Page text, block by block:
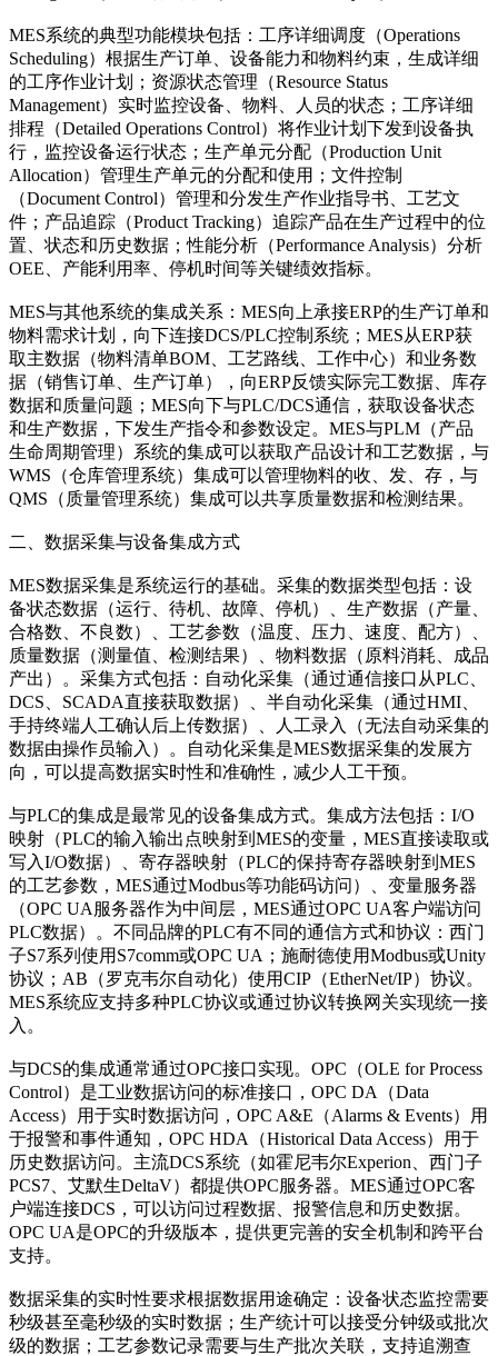
MES系统的典型功能模块包括：工序详细调度（Operations
Scheduling）根据生产订单、设备能力和物料约束，生成详细
的工序作业计划；资源状态管理（Resource Status
Management）实时监控设备、物料、人员的状态；工序详细
排程（Detailed Operations Control）将作业计划下发到设备执
行，监控设备运行状态；生产单元分配（Production Unit
Allocation）管理生产单元的分配和使用；文件控制
（Document Control）管理和分发生产作业指导书、工艺文
件；产品追踪（Product Tracking）追踪产品在生产过程中的位
置、状态和历史数据；性能分析（Performance Analysis）分析
OEE、产能利用率、停机时间等关键绩效指标。
MES与其他系统的集成关系：MES向上承接ERP的生产订单和
物料需求计划，向下连接DCS/PLC控制系统；MES从ERP获
取主数据（物料清单BOM、工艺路线、工作中心）和业务数
据（销售订单、生产订单），向ERP反馈实际完工数据、库存
数据和质量问题；MES向下与PLC/DCS通信，获取设备状态
和生产数据，下发生产指令和参数设定。MES与PLM（产品
生命周期管理）系统的集成可以获取产品设计和工艺数据，与
WMS（仓库管理系统）集成可以管理物料的收、发、存，与
QMS（质量管理系统）集成可以共享质量数据和检测结果。
二、数据采集与设备集成方式
MES数据采集是系统运行的基础。采集的数据类型包括：设
备状态数据（运行、待机、故障、停机）、生产数据（产量、
合格数、不良数）、工艺参数（温度、压力、速度、配方）、
质量数据（测量值、检测结果）、物料数据（原料消耗、成品
产出）。采集方式包括：自动化采集（通过通信接口从PLC、
DCS、SCADA直接获取数据）、半自动化采集（通过HMI、
手持终端人工确认后上传数据）、人工录入（无法自动采集的
数据由操作员输入）。自动化采集是MES数据采集的发展方
向，可以提高数据实时性和准确性，减少人工干预。
与PLC的集成是最常见的设备集成方式。集成方法包括：I/O
映射（PLC的输入输出点映射到MES的变量，MES直接读取或
写入I/O数据）、寄存器映射（PLC的保持寄存器映射到MES
的工艺参数，MES通过Modbus等功能码访问）、变量服务器
（OPC UA服务器作为中间层，MES通过OPC UA客户端访问
PLC数据）。不同品牌的PLC有不同的通信方式和协议：西门
子S7系列使用S7comm或OPC UA；施耐德使用Modbus或Unity
协议；AB（罗克韦尔自动化）使用CIP（EtherNet/IP）协议。
MES系统应支持多种PLC协议或通过协议转换网关实现统一接
入。
与DCS的集成通常通过OPC接口实现。OPC（OLE for Process
Control）是工业数据访问的标准接口，OPC DA（Data
Access）用于实时数据访问，OPC A&E（Alarms & Events）用
于报警和事件通知，OPC HDA（Historical Data Access）用于
历史数据访问。主流DCS系统（如霍尼韦尔Experion、西门子
PCS7、艾默生DeltaV）都提供OPC服务器。MES通过OPC客
户端连接DCS，可以访问过程数据、报警信息和历史数据。
OPC UA是OPC的升级版本，提供更完善的安全机制和跨平台
支持。
数据采集的实时性要求根据数据用途确定：设备状态监控需要
秒级甚至毫秒级的实时数据；生产统计可以接受分钟级或批次
级的数据；工艺参数记录需要与生产批次关联，支持追溯查